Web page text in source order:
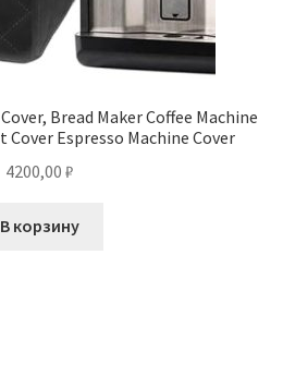
Bread Maker Coffee Machine
Espresso Machine Cover
4200,00 ₽
В корзину